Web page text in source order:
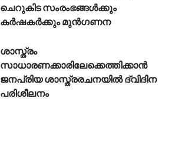
ചെറുകിട സംരംഭങ്ങൾക്കും
കർഷകർക്കും മുൻഗണന
ശാസ്ത്രം
സാധാരണക്കാരിലേക്കെത്തിക്കാൻ
ജനപ്രിയ ശാസ്ത്രരചനയിൽ ദ്വിദിന
പരിശീലനം